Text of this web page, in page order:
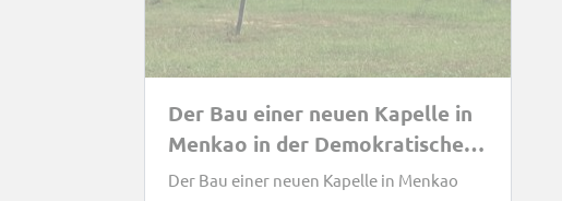
Der Bau einer neuen Kapelle in
Menkao in der Demokratischen
Republik Kongo DRK
Der Bau einer neuen Kapelle in Menkao